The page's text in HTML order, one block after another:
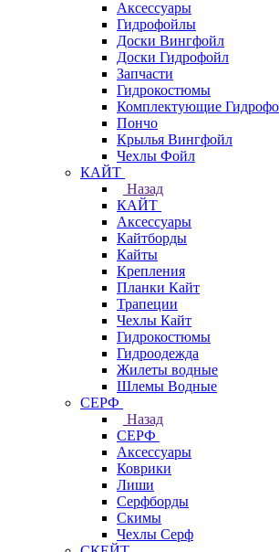
Аксессуары
Гидрофойлы
Доски Вингфойл
Доски Гидрофойл
Запчасти
Гидрокостюмы
Комплектующие
Пончо
Крылья Вингфойл
Чехлы Фойл
КАЙТ
Назад
КАЙТ
Аксессуары
Кайтборды
Кайты
Крепления
Планки Кайт
Трапеции
Чехлы Кайт
Гидрокостюмы
Гидроодежда
Жилеты водные
Шлемы Водные
СЕРФ
Назад
СЕРФ
Аксессуары
Коврики
Лиши
Серфборды
Скимы
Чехлы Cерф